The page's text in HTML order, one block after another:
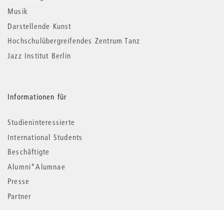
Musik
Darstellende Kunst
Hochschulübergreifendes Zentrum Tanz
Jazz Institut Berlin
Informationen für
Studieninteressierte
International Students
Beschäftigte
Alumni*Alumnae
Presse
Partner